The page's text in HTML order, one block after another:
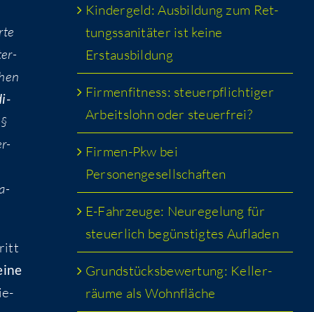
Kin­der­geld: Aus­bil­dung zum Ret­
tungs­sa­ni­tä­ter ist kei­ne
Erstausbildung
Fir­men­fit­ness: steu­er­pflich­ti­ger
Arbeits­lohn oder steuerfrei?
Fir­men-Pkw bei
Personengesellschaften
E-Fahr­zeu­ge: Neu­re­ge­lung für
steu­er­lich begüns­tig­tes Aufladen
Grund­stücks­be­wer­tung: Kel­ler­
räu­me als Wohnfläche